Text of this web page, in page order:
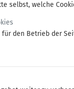
Sie bitte hier.
selbst, welche
für den Betrieb der